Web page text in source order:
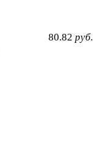
80.82 руб.